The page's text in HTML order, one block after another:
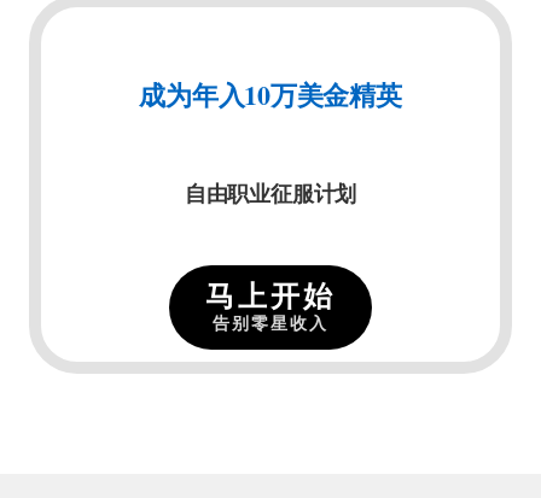
成为年入10万美金精英
自由职业征服计划
马上开始
告别零星收入